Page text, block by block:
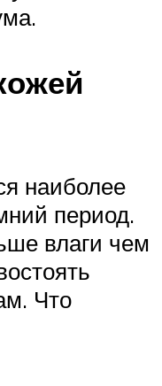
наиболее
период.
влаги чем
Что